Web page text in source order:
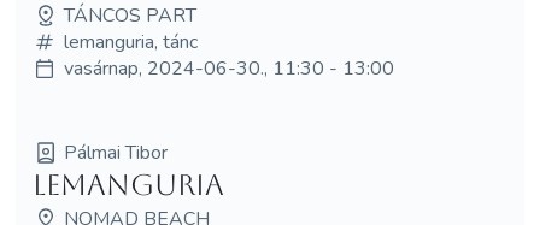
TÁNCOS PART
lemanguria, tánc
vasárnap, 2024-06-30., 11:30 - 13:00
Pálmai Tibor
LEMangURIA
NOMAD BEACH